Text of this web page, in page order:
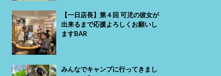
【一日店長】第４回 可児の彼女が
出来るまで応援よろしくお願いし
ますBAR
みんなでキャンプに行ってきまし